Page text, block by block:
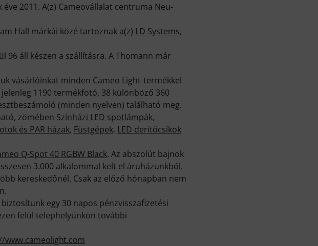
2011. A(z) Cameovállalat centruma Neu-
Hall márkái közé tartoznak a(z) LD Systems,
96 áll készen a szállításra. A Thomann már
vásárlóinkat minden Cameo Light-termékkel
1190 termékfotó, 38 különböző 360
(minden nyelven) található meg.
zömében Színházi LED spotlámpák,
és PAR házak, Füstgépek, LED derítőcsíkok
Q-Spot 40 RGBW Black. Az abszolút bajnok
3.000 alkalommal kelt el áruházunkból.
kereskedőnél. Csak az előző hónapban nem
egy 30 napos pénzvisszafizetési
felül telephelyünkön további
www.cameolight.com